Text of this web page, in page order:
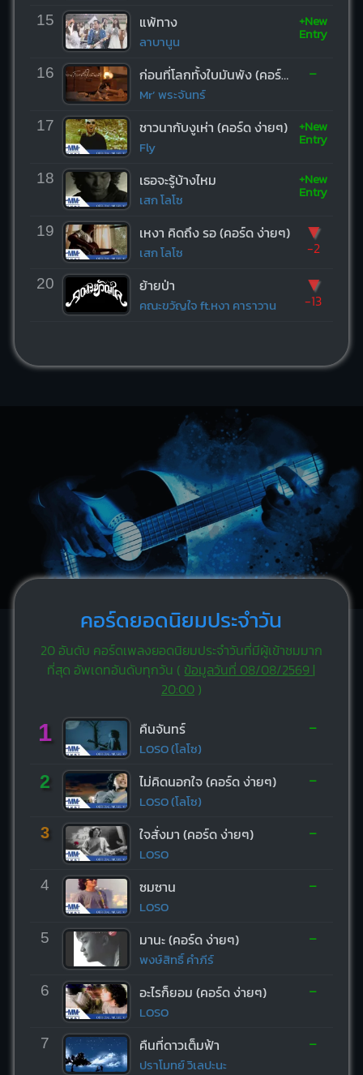
15 แพ้ทาง
ลาบานูน
+New
Entry
16 ก่อนที่โลกทั้งใบมันพัง (คอร์ด ง่ายๆ)
Mr’ พระจันทร์
-
17 ชาวนากับงูเห่า (คอร์ด ง่ายๆ)
Fly
+New
Entry
18 เธอจะรู้บ้างไหม
เสก โลโซ
+New
Entry
19 เหงา คิดถึง รอ (คอร์ด ง่ายๆ)
เสก โลโซ
▼
-2
20 ย้ายป่า
คณะขวัญใจ ft.หงา คาราวาน
▼
-13
คอร์ดยอดนิยมประจำวัน
20 อันดับ คอร์ดเพลงยอดนิยมประจำวันที่มีผู้เข้าชมมาก
ที่สุด อัพเดทอันดับทุกวัน ( ข้อมูลวันที่ 08/08/2569 |
20:00)
1 คืนจันทร์
LOSO (โลโซ)
-
2 ไม่คิดนอกใจ (คอร์ด ง่ายๆ)
LOSO (โลโซ)
-
3 ใจสั่งมา (คอร์ด ง่ายๆ)
LOSO
-
4 ซมซาน
LOSO
-
5 มานะ (คอร์ด ง่ายๆ)
พงษ์สิทธิ์ คำภีร์
-
6 อะไรก็ยอม (คอร์ด ง่ายๆ)
LOSO
-
7 คืนที่ดาวเต็มฟ้า
ปราโมทย์ วิเลปะนะ
-